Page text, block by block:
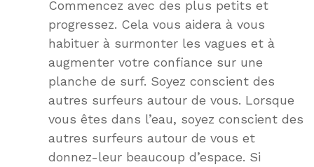
Commencez avec des plus petits et
progressez. Cela vous aidera à vous
habituer à surmonter les vagues et à
augmenter votre confiance sur une
planche de surf. Soyez conscient des
autres surfeurs autour de vous. Lorsque
vous êtes dans l’eau, soyez conscient des
autres surfeurs autour de vous et
donnez-leur beaucoup d’espace. Si